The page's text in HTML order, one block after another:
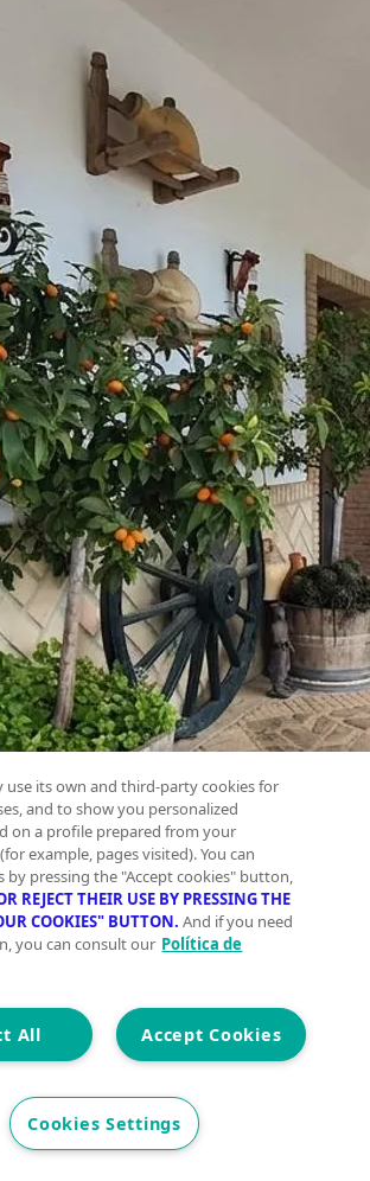
use its own and third-party cookies for
and to show you personalized
on a profile prepared from your
example, pages visited). You can
by pressing the "Accept cookies" button,
REJECT THEIR USE BY PRESSING THE
COOKIES" BUTTON. And if you need
you can consult our Política de
Accept Cookies
All
Cookies Settings